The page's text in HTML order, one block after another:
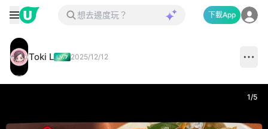
下載App
Toki L 2025/12/12
1/5